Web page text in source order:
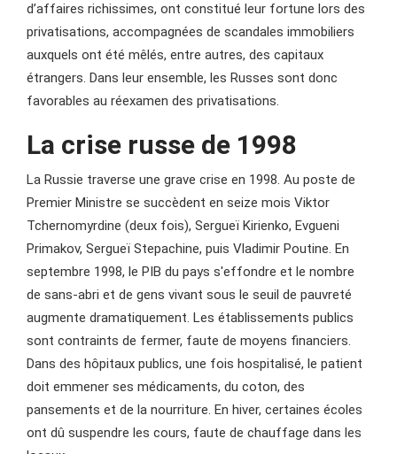
d’affaires richissimes, ont constitué leur fortune lors des
privatisations, accompagnées de scandales immobiliers
auxquels ont été mêlés, entre autres, des capitaux
étrangers. Dans leur ensemble, les Russes sont donc
favorables au réexamen des privatisations.
La crise russe de 1998
La Russie traverse une grave crise en 1998. Au poste de
Premier Ministre se succèdent en seize mois Viktor
Tchernomyrdine (deux fois), Sergueï Kirienko, Evgueni
Primakov, Sergueï Stepachine, puis Vladimir Poutine. En
septembre 1998, le PIB du pays s'effondre et le nombre
de sans-abri et de gens vivant sous le seuil de pauvreté
augmente dramatiquement. Les établissements publics
sont contraints de fermer, faute de moyens financiers.
Dans des hôpitaux publics, une fois hospitalisé, le patient
doit emmener ses médicaments, du coton, des
pansements et de la nourriture. En hiver, certaines écoles
ont dû suspendre les cours, faute de chauffage dans les